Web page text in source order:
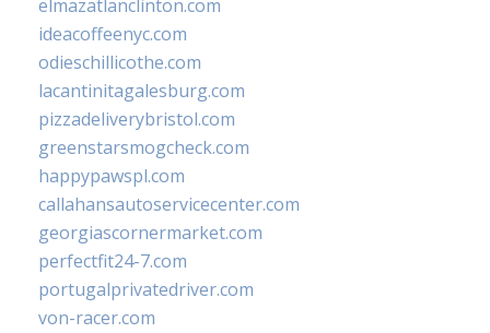
elmazatlanclinton.com
ideacoffeenyc.com
odieschillicothe.com
lacantinitagalesburg.com
pizzadeliverybristol.com
greenstarsmogcheck.com
happypawspl.com
callahansautoservicecenter.com
georgiascornermarket.com
perfectfit24-7.com
portugalprivatedriver.com
von-racer.com